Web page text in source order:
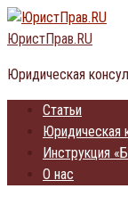
Перейти
к
ЮристПрав.RU
Юридическая
Статьи
Юридическая
Инструкция
О нас